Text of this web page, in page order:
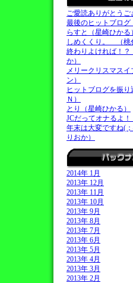
ご愛読ありがとうご
最後のヒットブロ
らすと（星崎ひかる）
しめくくり。 （桃
終わりよければ！
か）
メリークリスマス
ン）
ヒットブログを振
Ｎ）
とり（星崎ひかる）
JCだってオナるよ
年末は大変ですね(
りおか）
2014年 1月
2013年 12月
2013年 11月
2013年 10月
2013年 9月
2013年 8月
2013年 7月
2013年 6月
2013年 5月
2013年 4月
2013年 3月
2013年 2月